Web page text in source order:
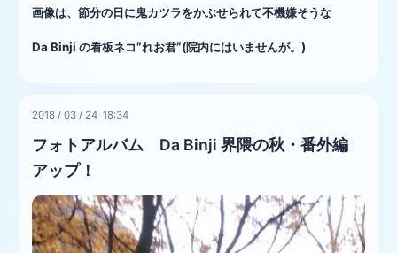
画像は、節分の日に鬼カツラをかぶせられて不機嫌そうな
Da Binji の看板ネコ”れお君”(院内にはいませんが。)
2018 /03 / 24 18:34
フォトアルバム Da Binji 界隈の秋・番外編
アップ！